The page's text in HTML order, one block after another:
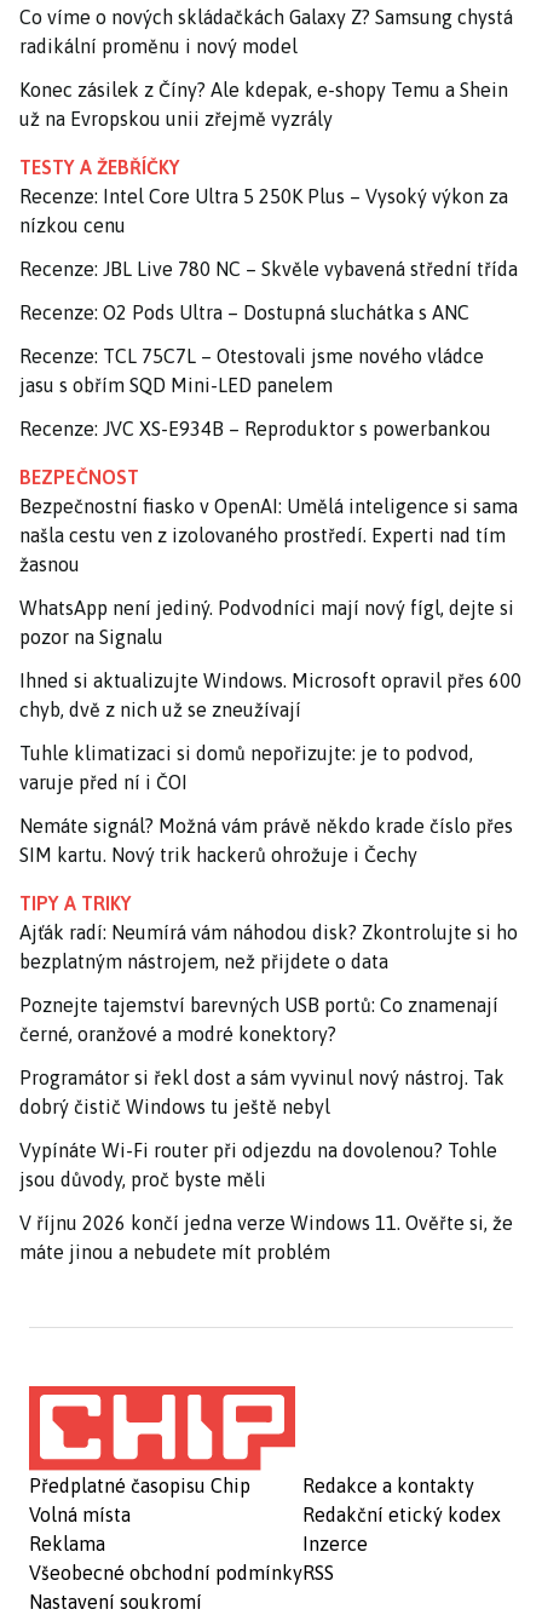
Co víme o nových skládačkách Galaxy Z? Samsung chystá
radikální proměnu i nový model
Konec zásilek z Číny? Ale kdepak, e-shopy Temu a Shein
už na Evropskou unii zřejmě vyzrály
TESTY A ŽEBŘÍČKY
Recenze: Intel Core Ultra 5 250K Plus – Vysoký výkon za
nízkou cenu
Recenze: JBL Live 780 NC – Skvěle vybavená střední třída
Recenze: O2 Pods Ultra – Dostupná sluchátka s ANC
Recenze: TCL 75C7L – Otestovali jsme nového vládce
jasu s obřím SQD Mini-LED panelem
Recenze: JVC XS-E934B – Reproduktor s powerbankou
BEZPEČNOST
Bezpečnostní fiasko v OpenAI: Umělá inteligence si sama
našla cestu ven z izolovaného prostředí. Experti nad tím
žasnou
WhatsApp není jediný. Podvodníci mají nový fígl, dejte si
pozor na Signalu
Ihned si aktualizujte Windows. Microsoft opravil přes 600
chyb, dvě z nich už se zneužívají
Tuhle klimatizaci si domů nepořizujte: je to podvod,
varuje před ní i ČOI
Nemáte signál? Možná vám právě někdo krade číslo přes
SIM kartu. Nový trik hackerů ohrožuje i Čechy
TIPY A TRIKY
Ajťák radí: Neumírá vám náhodou disk? Zkontrolujte si ho
bezplatným nástrojem, než přijdete o data
Poznejte tajemství barevných USB portů: Co znamenají
černé, oranžové a modré konektory?
Programátor si řekl dost a sám vyvinul nový nástroj. Tak
dobrý čistič Windows tu ještě nebyl
Vypínáte Wi-Fi router při odjezdu na dovolenou? Tohle
jsou důvody, proč byste měli
V říjnu 2026 končí jedna verze Windows 11. Ověřte si, že
máte jinou a nebudete mít problém
Předplatné časopisu Chip
Volná místa
Reklama
Všeobecné obchodní podmínky
Nastavení soukromí
Redakce a kontakty
Redakční etický kodex
Inzerce
RSS